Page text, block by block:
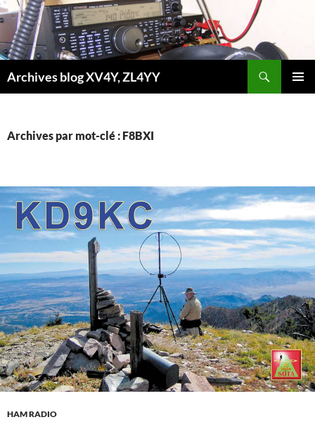
Aller
au
contenu
Archives blog XV4Y, ZL4YY
Archives par mot-clé : F8BXI
HAM RADIO